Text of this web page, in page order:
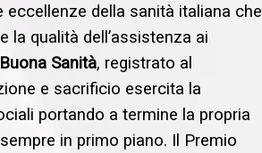
eccellenze della sanità italiana che
la qualità dell’assistenza ai
Sanità, registrato al
e sacrificio esercita la
portando a termine la propria
in primo piano. Il Premio